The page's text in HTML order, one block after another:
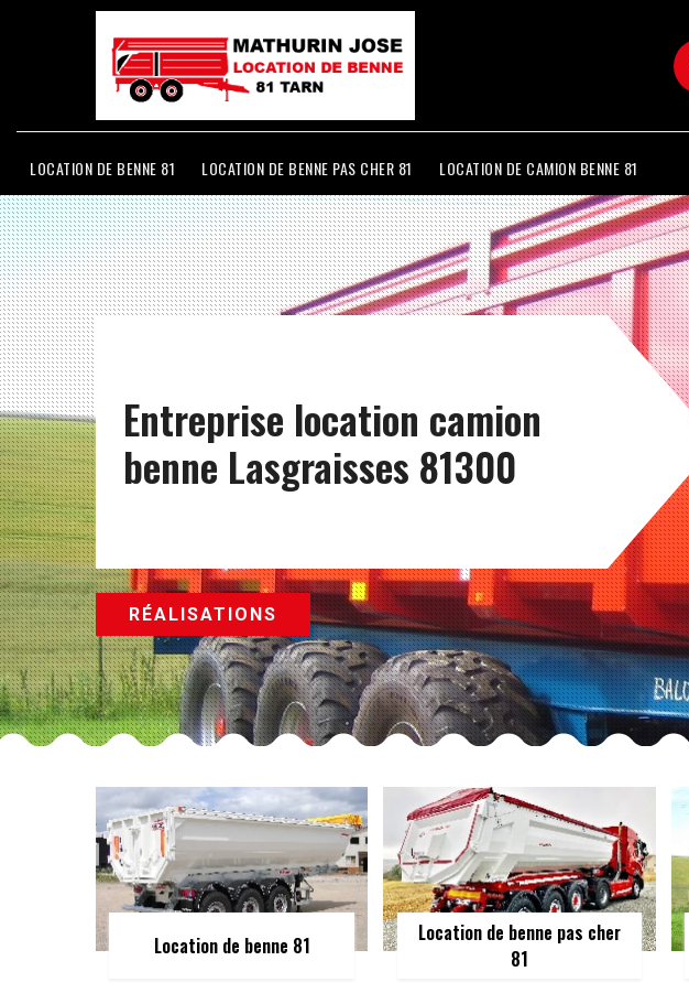
LOCATION DE BENNE 81 LOCATION DE BENNE PAS CHER 81 LOCATION DE CAMION BENNE 81
Entreprise location camion
benne Lasgraisses 81300
RÉALISATIONS
Location de benne 81
Location de benne pas cher
81